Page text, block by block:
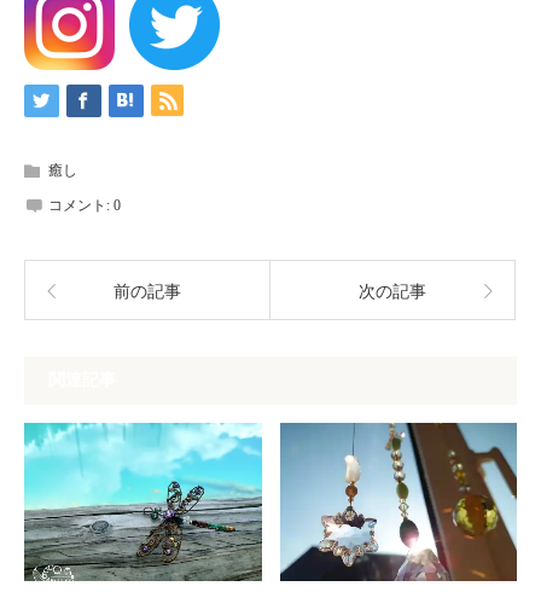
癒し
コメント: 0
前の記事 次の記事